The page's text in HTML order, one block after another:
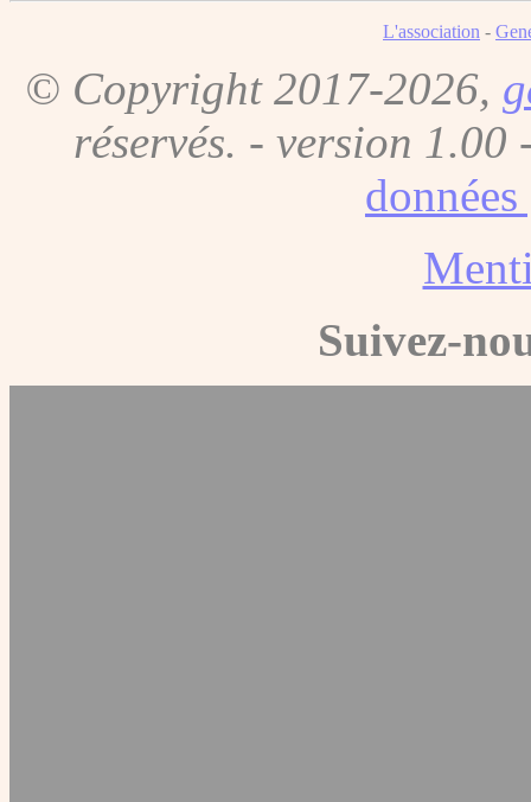
L'association -
© Copyright 2017-2026,
réservés. - version 1.00
Suivez-